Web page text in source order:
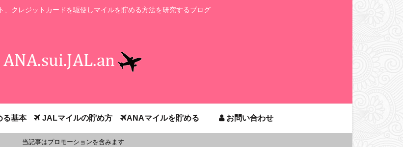
、クレジットカードを駆使しマイルを貯める方法を研究するブログ
る基本 JALマイルの貯め方 ANAマイルを貯める お問い合わせ
当記事はプロモーションを含みます